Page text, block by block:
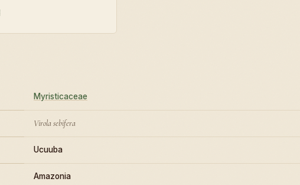
Myristicaceae
Virola sebifera
Ucuuba
Amazonia